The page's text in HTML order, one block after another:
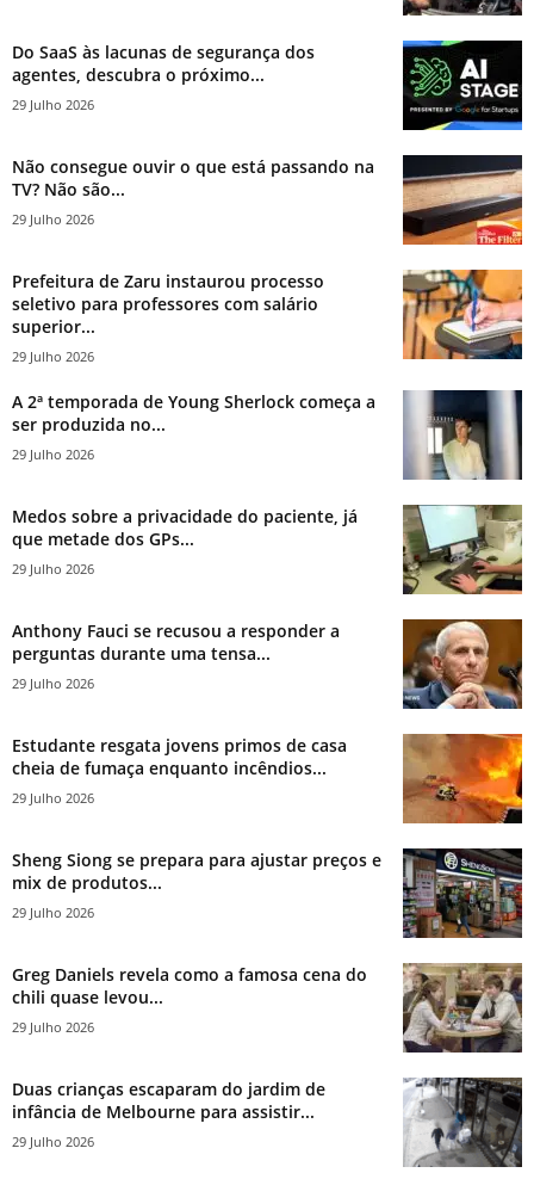
Do SaaS às lacunas de segurança dos
agentes, descubra o próximo...
29 Julho 2026
Não consegue ouvir o que está passando na
TV? Não são...
29 Julho 2026
Prefeitura de Zaru instaurou processo
seletivo para professores com salário
superior...
29 Julho 2026
A 2ª temporada de Young Sherlock começa a
ser produzida no...
29 Julho 2026
Medos sobre a privacidade do paciente, já
que metade dos GPs...
29 Julho 2026
Anthony Fauci se recusou a responder a
perguntas durante uma tensa...
29 Julho 2026
Estudante resgata jovens primos de casa
cheia de fumaça enquanto incêndios...
29 Julho 2026
Sheng Siong se prepara para ajustar preços e
mix de produtos...
29 Julho 2026
Greg Daniels revela como a famosa cena do
chili quase levou...
29 Julho 2026
Duas crianças escaparam do jardim de
infância de Melbourne para assistir...
29 Julho 2026